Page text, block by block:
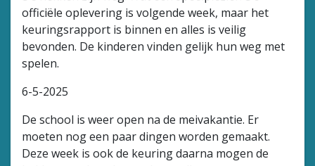
officiële oplevering is volgende week, maar het
keuringsrapport is binnen en alles is veilig
bevonden. De kinderen vinden gelijk hun weg met
spelen.
6-5-2025
De school is weer open na de meivakantie. Er
moeten nog een paar dingen worden gemaakt.
Deze week is ook de keuring daarna mogen de